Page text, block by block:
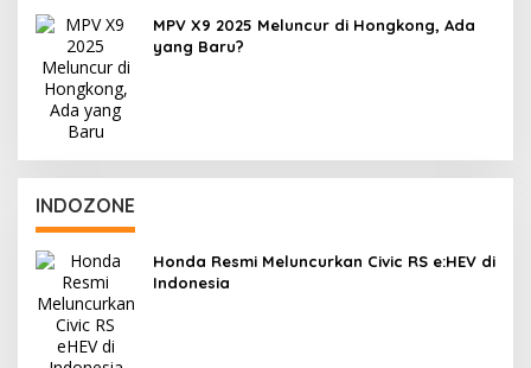
MPV X9 2025 Meluncur di Hongkong, Ada
yang Baru?
INDOZONE
Honda Resmi Meluncurkan Civic RS e:HEV di
Indonesia